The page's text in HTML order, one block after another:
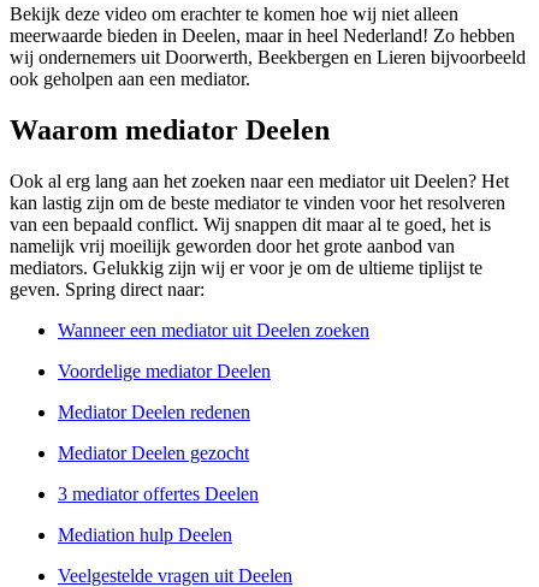
Bekijk deze video om erachter te komen hoe wij niet alleen
meerwaarde bieden in Deelen, maar in heel Nederland! Zo hebben
wij ondernemers uit Doorwerth, Beekbergen en Lieren bijvoorbeeld
ook geholpen aan een mediator.
Waarom mediator Deelen
Ook al erg lang aan het zoeken naar een mediator uit Deelen? Het
kan lastig zijn om de beste mediator te vinden voor het resolveren
van een bepaald conflict. Wij snappen dit maar al te goed, het is
namelijk vrij moeilijk geworden door het grote aanbod van
mediators. Gelukkig zijn wij er voor je om de ultieme tiplijst te
geven. Spring direct naar:
Wanneer een mediator uit Deelen zoeken
Voordelige mediator Deelen
Mediator Deelen redenen
Mediator Deelen gezocht
3 mediator offertes Deelen
Mediation hulp Deelen
Veelgestelde vragen uit Deelen